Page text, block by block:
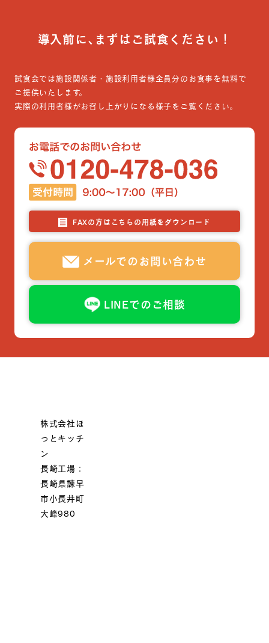
導入前に､まずはご試食ください！
試食会では施設関係者・施設利用者様全員分のお食事を無料で
ご提供いたします。
実際の利用者様がお召し上がりになる様子をご覧ください。
FAXの方はこちらの用紙をダウンロード
メールでのお問い合わせ
LINEでのご相談
株式会社ほ
っとキッチ
ン
長崎工場：
長崎県諫早
市小長井町
大峰980